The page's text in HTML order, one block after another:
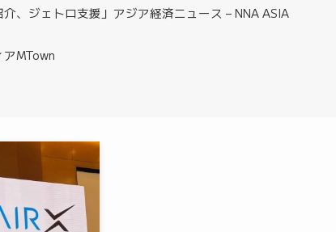
介、ジェトロ支援」アジア経済ニュース – NNA ASIA
MTown